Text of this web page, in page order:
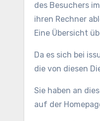
des Besuchers
ihren Rechner
Eine Übersicht
Da es sich bei
die von diesen
Sie haben an
auf der